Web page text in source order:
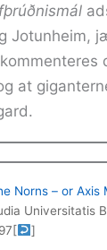
Jotunheim,
at
Norns – or Axis
Universitatis
[
]